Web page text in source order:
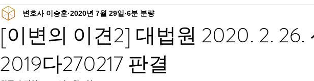
[이변의 이견2] 대법원 2020. 2. 26.
2019다270217 판결
변호사 이승훈 2020년 7월 29일 6분 분량